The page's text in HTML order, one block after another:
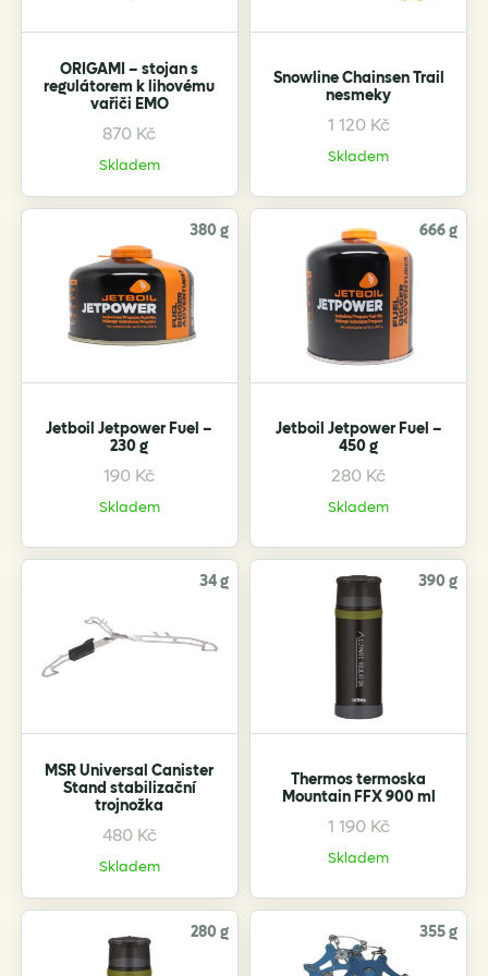
on
product
page
ORIGAMI – stojan s
regulátorem k lihovému
vařiči EMO
870 Kč
Skladem
Snowline Chainsen Trail
nesmeky
1 120 Kč
Skladem
This
product
multiple
variants.
The
options
may
be
chosen
on
product
page
380 g
Jetboil Jetpower Fuel –
230 g
190 Kč
Skladem
666 g
Jetboil Jetpower Fuel –
450 g
280 Kč
Skladem
34 g
MSR Universal Canister
Stand stabilizační
trojnožka
480 Kč
Skladem
390 g
Thermos termoska
Mountain FFX 900 ml
1 190 Kč
Skladem
This
product
multiple
variants.
The
280 g 355 g